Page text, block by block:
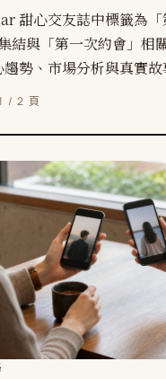
甜心交友誌中標籤為
結與「第一次約會」相
勢、市場分析與真實故
/ 2 頁